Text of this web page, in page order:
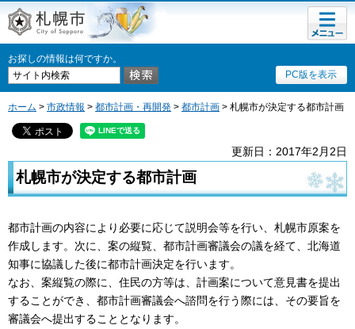
札幌市
お探しの情報は何ですか。
PC版を表示
メニュ
ー
ホーム > 市政情報 > 都市計画・再開発 > 都市計画 > 札幌市が決定する都市計画
更新日：2017年2月2日
札幌市が決定する都市計画
都市計画の内容により必要に応じて説明会等を行い、札幌市原案を
作成します。次に、案の縦覧、都市計画審議会の議を経て、北海道
知事に協議した後に都市計画決定を行います。
なお、案縦覧の際に、住民の方等は、計画案について意見書を提出
することができ、都市計画審議会へ諮問を行う際には、その要旨を
審議会へ提出することとなります。